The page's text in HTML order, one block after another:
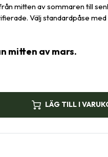
mitten av sommaren till
Välj standardpåse
mitten av mars.
LÄG TILL I